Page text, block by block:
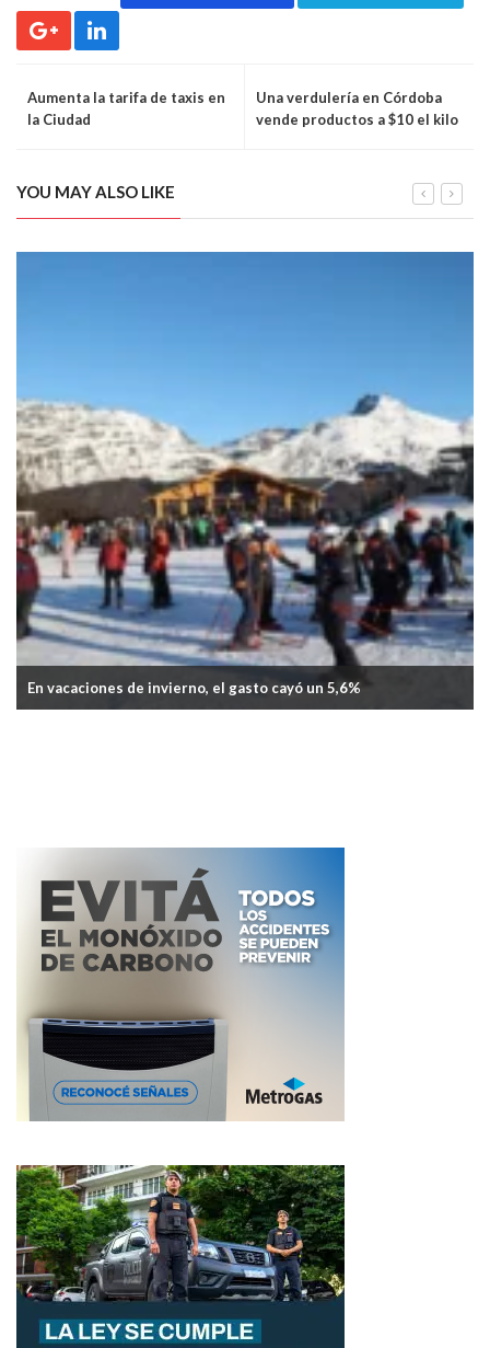
Aumenta la tarifa de taxis en
la Ciudad
Una verdulería en Córdoba
vende productos a $10 el kilo
YOU MAY ALSO LIKE
En vacaciones de invierno, el gasto cayó un 5,6%